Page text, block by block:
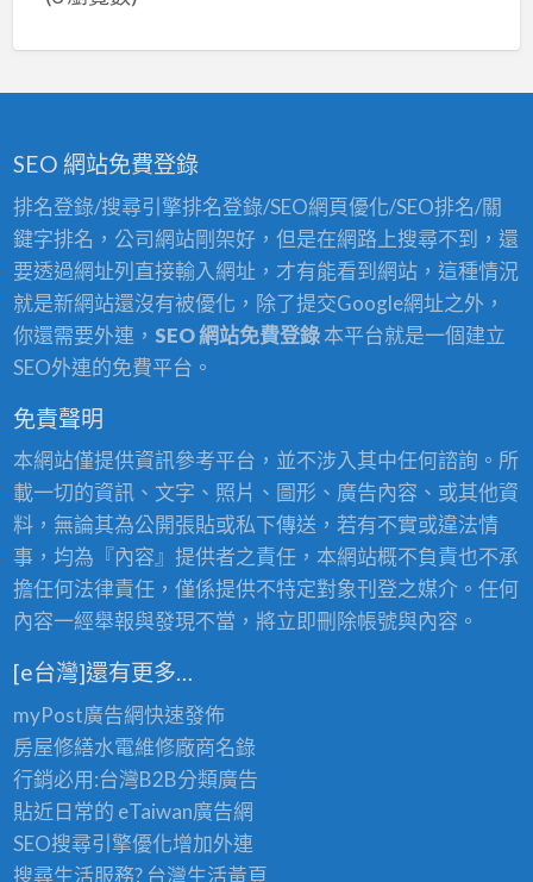
SEO 網站免費登錄
排名登錄/搜尋引擎排名登錄/SEO網頁優化/SEO排名/關
鍵字排名，公司網站剛架好，但是在網路上搜尋不到，還
要透過網址列直接輸入網址，才有能看到網站，這種情況
就是新網站還沒有被優化，除了提交Google網址之外，
你還需要外連， SEO 網站免費登錄本平台就是一個建立
SEO外連的免費平台。
免責聲明
本網站僅提供資訊參考平台，並不涉入其中任何諮詢。所
載一切的資訊、文字、照片、圖形、廣告內容、或其他資
料，無論其為公開張貼或私下傳送，若有不實或違法情
事，均為『內容』提供者之責任，本網站概不負責也不承
擔任何法律責任，僅係提供不特定對象刊登之媒介。任何
內容一經舉報與發現不當，將立即刪除帳號與內容。
[e台灣]還有更多…
myPost廣告網快速發佈
房屋修繕水電維修廠商名錄
行銷必用:台灣B2B分類廣告
貼近日常的 eTaiwan廣告網
SEO搜尋引擎優化增加外連
搜尋生活服務? 台灣生活黃頁